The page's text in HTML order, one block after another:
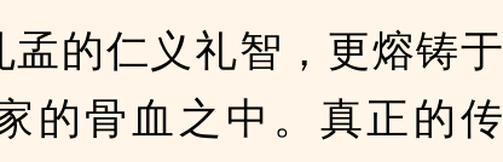
的仁义礼智，更熔铸于
的骨血之中。真正的传